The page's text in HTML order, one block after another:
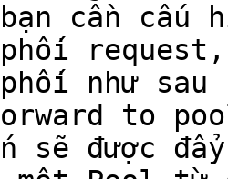
cần cấu
như sau
sẽ được